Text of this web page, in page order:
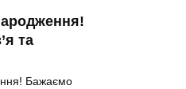
та
Бажаємо